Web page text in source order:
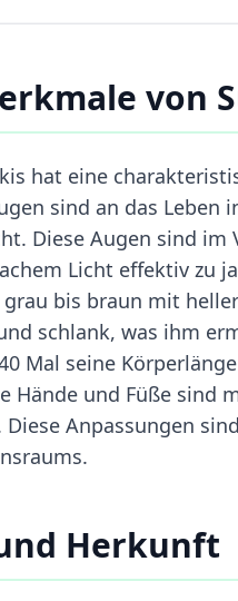
von
hat eine
sind an das
Diese Augen sind
Licht effektiv zu
bis braun mit
schlank, was ihm
Mal seine
Hände und Füße
Anpassungen
Herkunft